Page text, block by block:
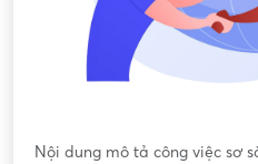
Nội dung mô tả công việc sơ